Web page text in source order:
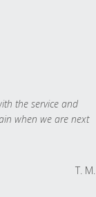
the service and
when we are next
T. M.